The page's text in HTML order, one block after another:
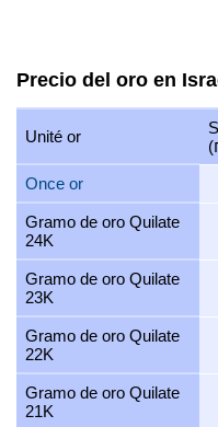
Precio del oro en
Unité or
Once or
Gramo de oro Quilate
24K
Gramo de oro Quilate
23K
Gramo de oro Quilate
22K
Gramo de oro Quilate
21K